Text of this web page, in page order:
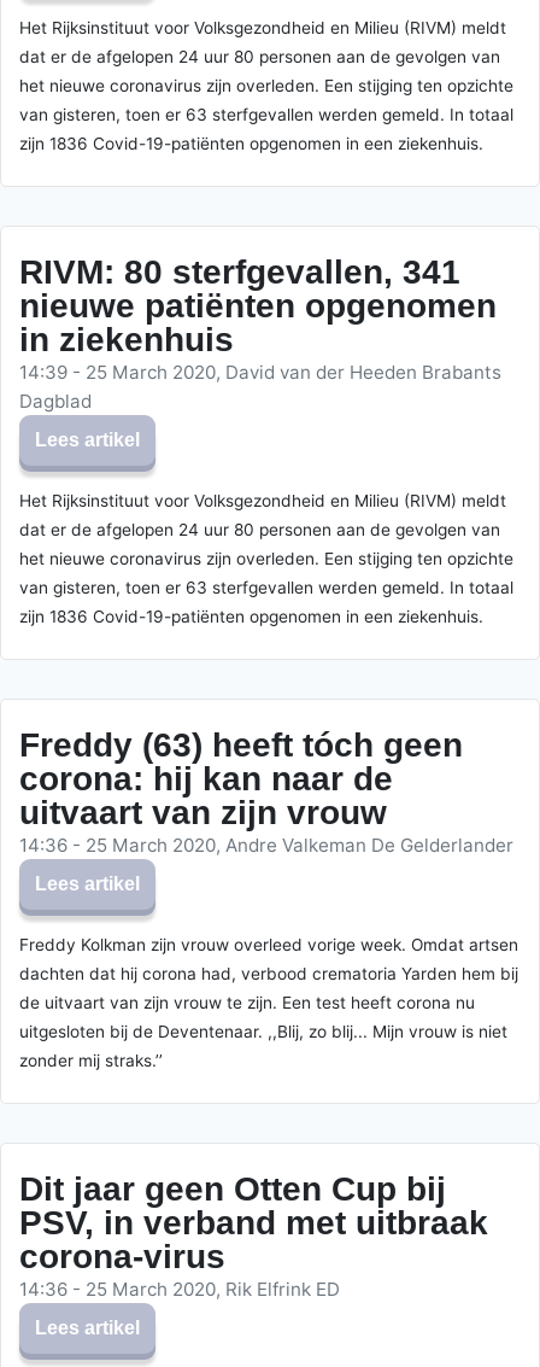
Het Rijksinstituut voor Volksgezondheid en Milieu (RIVM) meldt
dat er de afgelopen 24 uur 80 personen aan de gevolgen van
het nieuwe coronavirus zijn overleden. Een stijging ten opzichte
van gisteren, toen er 63 sterfgevallen werden gemeld. In totaal
zijn 1836 Covid-19-patiënten opgenomen in een ziekenhuis.
RIVM: 80 sterfgevallen, 341
nieuwe patiënten opgenomen
in ziekenhuis
14:39 - 25 March 2020, David van der Heeden Brabants
Dagblad
Lees artikel
Het Rijksinstituut voor Volksgezondheid en Milieu (RIVM) meldt
dat er de afgelopen 24 uur 80 personen aan de gevolgen van
het nieuwe coronavirus zijn overleden. Een stijging ten opzichte
van gisteren, toen er 63 sterfgevallen werden gemeld. In totaal
zijn 1836 Covid-19-patiënten opgenomen in een ziekenhuis.
Freddy (63) heeft tóch geen
corona: hij kan naar de
uitvaart van zijn vrouw
14:36 - 25 March 2020, Andre Valkeman De Gelderlander
Lees artikel
Freddy Kolkman zijn vrouw overleed vorige week. Omdat artsen
dachten dat hij corona had, verbood crematoria Yarden hem bij
de uitvaart van zijn vrouw te zijn. Een test heeft corona nu
uitgesloten bij de Deventenaar. ,,Blij, zo blij... Mijn vrouw is niet
zonder mij straks.’’
Dit jaar geen Otten Cup bij
PSV, in verband met uitbraak
corona-virus
14:36 - 25 March 2020, Rik Elfrink ED
Lees artikel